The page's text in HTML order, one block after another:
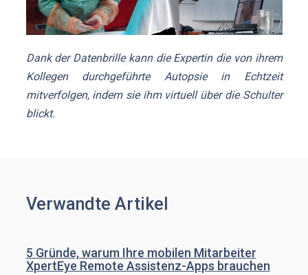
Dank der Datenbrille kann die Expertin die von ihrem
Kollegen durchgeführte Autopsie in Echtzeit
mitverfolgen, indem sie ihm virtuell über die Schulter
blickt.
Verwandte Artikel
5 Gründe, warum Ihre mobilen Mitarbeiter
XpertEye Remote Assistenz-Apps brauchen